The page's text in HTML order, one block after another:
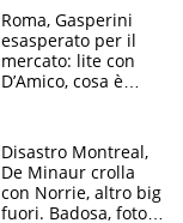
Roma, Gasperini
esasperato per il
mercato: lite con
D’Amico, cosa è
Disastro Montreal,
De Minaur crolla
con Norrie, altro big
fuori. Badosa, foto